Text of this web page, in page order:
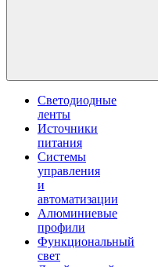
Светодиодные
ленты
Источники
питания
Системы
управления
и
автоматизации
Алюминиевые
профили
Функциональный
свет